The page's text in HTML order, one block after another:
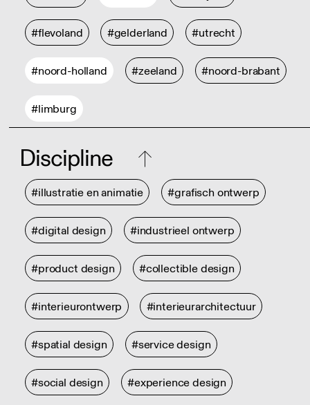
#flevoland #gelderland #utrecht
#noord-holland #zeeland #noord-brabant
#limburg
Discipline
#illustratie en animatie #grafisch ontwerp
#digital design #industrieel ontwerp
#product design #collectible design
#interieurontwerp #interieurarchitectuur
#spatial design #service design
#social design #experience design